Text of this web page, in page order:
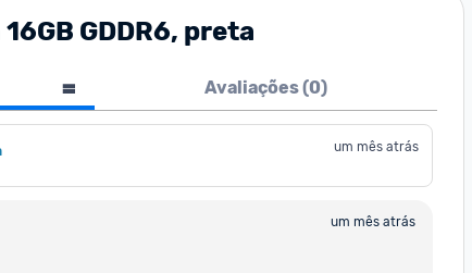
GDDR6, preta
Avaliações (0)
um mês atrás
um mês atrás